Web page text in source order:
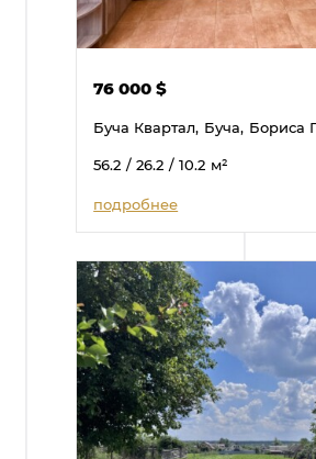
76 000$
Буча Квартал, Буча, Бориса
56.2 / 26.2 / 10.2 м²
подробнее